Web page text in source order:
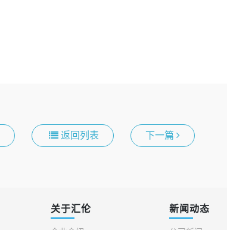
返回列表 下一篇
关于汇伦 新闻动态